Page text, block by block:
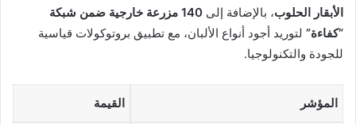
الأبقار الحلوب، بالإضافة إلى
140 مزرعة خارجية ضمن شبكة
“كفاءة” لتوريد أجود أنواع الألبان، مع تطبيق بروتوكولات قياسية
للجودة والتكنولوجيا.
المؤشر القيمة